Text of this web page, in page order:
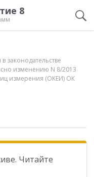
8
законодательстве
изменению N 8/2013
измерения (ОКЕИ) ОК
Читайте